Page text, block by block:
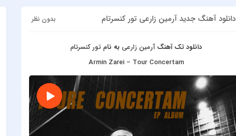
دانلود آهنگ جدید آرمین زارعی تور کنسرتام بدون نظر
دانلود تک آهنگآرمین زارعی به نام تور کنسرتام
Armin Zarei – Tour Concertam